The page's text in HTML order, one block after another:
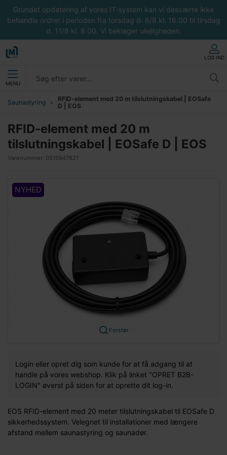
Grundet opdatering af vores IT-system kan vi desværre ikke
behandle ordrer i perioden fra torsdag d. 6/8 kl. 16.00 til tirsdag
d. 11/8 kl. 8.00. Vi beklager ulejligheden.
LOG IND
MENU
Saunastyring
RFID-element med 20 m tilslutningskabel | EOSafe
D | EOS
RFID-element med 20 m
tilslutningskabel | EOSafe D | EOS
Varenummer: 0515947821
NYHED
Forstør
Login eller opret dig som kunde for at få adgang til at
handle på vores webshop. Klik på linket "OPRET B2B-
LOGIN" øverst på siden for at oprette dit log-in.
EOS RFID-element med 20 meter tilslutningskabel til EOSafe D
sikkerhedssystem. Velegnet til installationer med længere
afstand mellem saunastyring og saunadør.